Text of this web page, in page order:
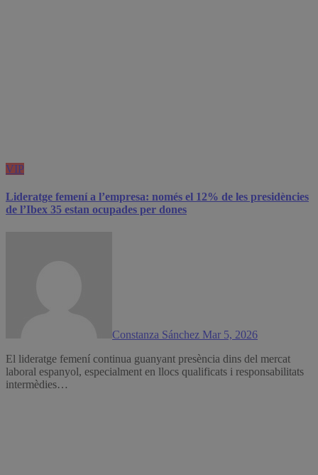
VIP
Lideratge femení a l’empresa: només el 12% de les presidències
de l’Ibex 35 estan ocupades per dones
Constanza Sánchez Mar 5, 2026
El lideratge femení continua guanyant presència dins del mercat
laboral espanyol, especialment en llocs qualificats i responsabilitats
intermèdies…